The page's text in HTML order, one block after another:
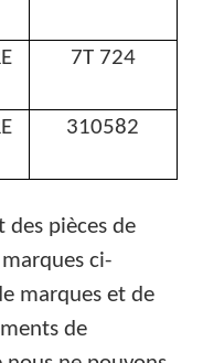
7T 724
310582
des pièces de
ci-
marques et de
de